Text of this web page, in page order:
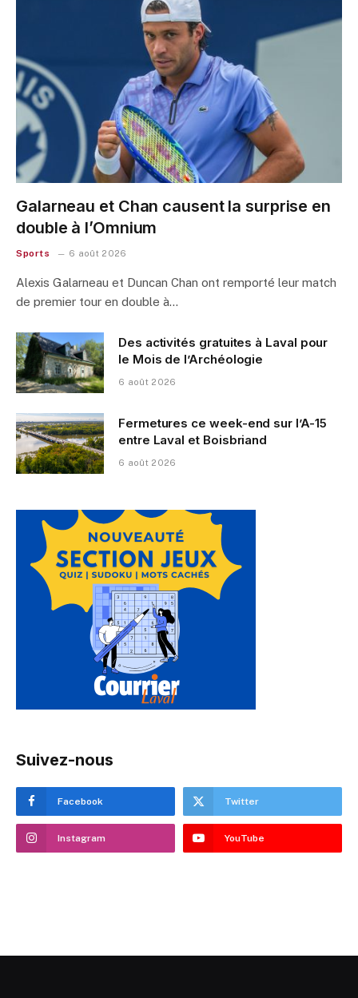
Galarneau et Chan causent la surprise en
double à l’Omnium
Sports 6 août 2026
Alexis Galarneau et Duncan Chan ont remporté leur match
de premier tour en double à…
Des activités gratuites à Laval pour
le Mois de l’Archéologie
6 août 2026
Fermetures ce week-end sur l’A-15
entre Laval et Boisbriand
6 août 2026
Suivez-nous
Facebook Twitter
Instagram YouTube